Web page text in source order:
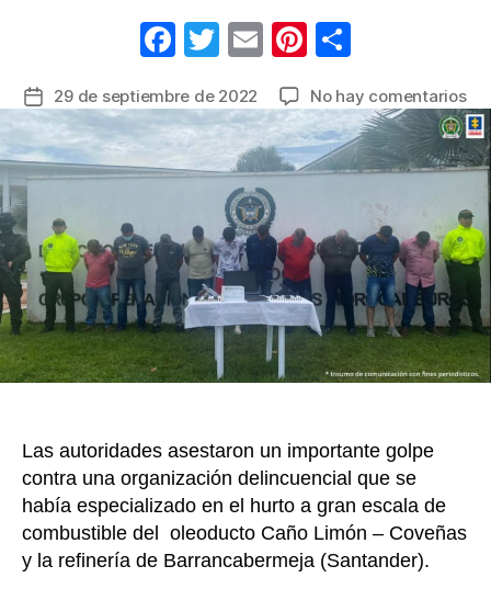
F
c
e
b
o
o
k
T
itt
er
E
ail
Pi
er
e
st
m
p
ar
tir
Fecha
de
la
entrada
29 de septiembre de 2022 No hay comentariosen
red
del
–
y
Las autoridades asestaron un importante golpe
contra una organización delincuencial que se
había especializado en el hurto a gran escala de
combustible del oleoducto Caño Limón – Coveñas
y la refinería de Barrancabermeja (Santander).